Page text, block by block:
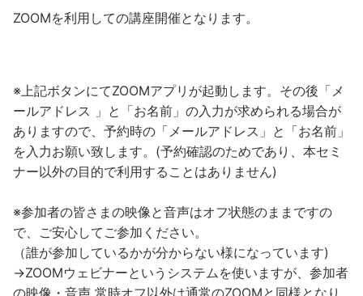
ZOOMを利用しての講座開催となります。
※上記ボタンにてZOOMアプリが起動します。その後「メ
ールアドレス 」と「お名前」の入力が求められる場合が
ありますので、予約時の「メールアドレス」と「お名前」
を入力お願い致します。(予約確認のためであり、本セミ
ナー以外の目的で利用することはありません)
※参加者の皆さまの映像と音声はオフ状態のままですの
で、ご安心してご参加ください。
（誰が参加しているかが分からない様になっています)
→ZOOMウェビナーというシステムを使いますが、参加者
の映像・音声 常時オフ以外は通常のZOOMと同様となり